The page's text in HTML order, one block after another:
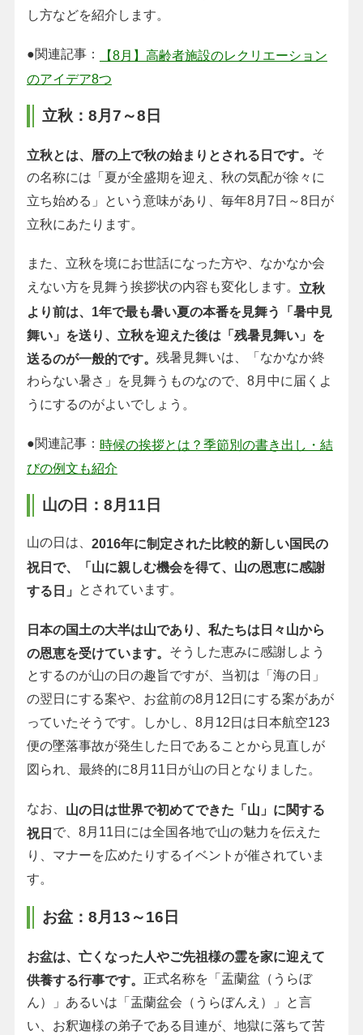
し方などを紹介します。
●関連記事：
【8月】高齢者施設のレクリエーション
のアイデア8つ
立秋：8月7～8日
立秋とは、暦の上で秋の始まりとされる日です。 そ
の名称には「夏が全盛期を迎え、秋の気配が徐々に
立ち始める」という意味があり、毎年8月7日～8日が
立秋にあたります。
また、立秋を境にお世話になった方や、なかなか会
えない方を見舞う挨拶状の内容も変化します。 立秋
より前は、1年で最も暑い夏の本番を見舞う「暑中見
舞い」を送り、立秋を迎えた後は「残暑見舞い」を
送るのが一般的です。 残暑見舞いは、「なかなか終
わらない暑さ」を見舞うものなので、8月中に届くよ
うにするのがよいでしょう。
●関連記事： 時候の挨拶とは？季節別の書き出し・結
びの例文も紹介
山の日：8月11日
山の日は、 2016年に制定された比較的新しい国民の
祝日で、「山に親しむ機会を得て、山の恩恵に感謝
する日」
とされています。
日本の国土の大半は山であり、私たちは日々山から
の恩恵を受けています。 そうした恵みに感謝しよう
とするのが山の日の趣旨ですが、当初は「海の日」
の翌日にする案や、お盆前の8月12日にする案があが
っていたそうです。しかし、8月12日は日本航空123
便の墜落事故が発生した日であることから見直しが
図られ、最終的に8月11日が山の日となりました。
なお、 山の日は世界で初めてできた「山」に関する
祝日で、8月11日には全国各地で山の魅力を伝えた
り、マナーを広めたりするイベントが催されていま
す。
お盆：8月13～16日
お盆は、亡くなった人やご先祖様の霊を家に迎えて
供養する行事です。 正式名称を「盂蘭盆（うらぼ
ん）」あるいは「盂蘭盆会（うらぼんえ）」と言
い、お釈迦様の弟子である目連が、地獄に落ちて苦